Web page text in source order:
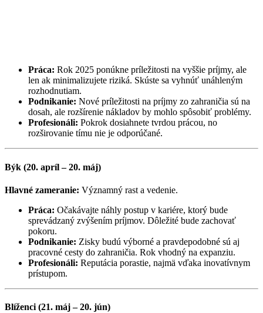
Práca: Rok 2025 ponúkne príležitosti na vyššie príjmy, ale
len ak minimalizujete riziká. Skúste sa vyhnúť unáhleným
rozhodnutiam.
Podnikanie: Nové príležitosti na príjmy zo zahraničia sú na
dosah, ale rozšírenie nákladov by mohlo spôsobiť problémy.
Profesionáli: Pokrok dosiahnete tvrdou prácou, no
rozširovanie tímu nie je odporúčané.
Býk (20. apríl – 20. máj)
Hlavné zameranie: Významný rast a vedenie.
Práca: Očakávajte náhly postup v kariére, ktorý bude
sprevádzaný zvýšením príjmov. Dôležité bude zachovať
pokoru.
Podnikanie: Zisky budú výborné a pravdepodobné sú aj
pracovné cesty do zahraničia. Rok vhodný na expanziu.
Profesionáli: Reputácia porastie, najmä vďaka inovatívnym
prístupom.
Blíženci (21. máj – 20. jún)